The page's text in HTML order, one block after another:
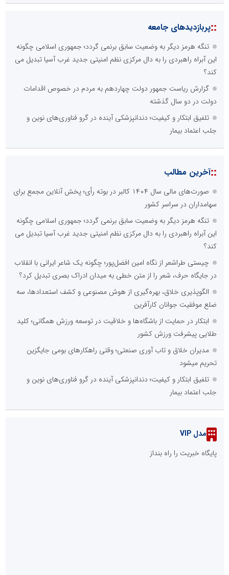
::پربازدیدهای جامعه
تنگه هرمز دیگر به وضعیت سابق برنمی گردد؛ جمهوری اسلامی چگونه
این آبراه راهبردی را به دال مرکزی نظم امنیتی جدید غرب آسیا تبدیل می
کند؟
گزارش ریاست جمهور دولت چهاردهم به مردم در خصوص اقدامات
دولت در دو سال گذشته
تلفیق ابتکار و کیفیت؛ دندانپزشکی آینده در گرو فناوری‌های نوین و
جلب اعتماد بیمار
::آخرین مطالب
صورت‌های مالی سال ۱۴۰۴ کالبر در بوته رأی؛ پخش آنلاین مجمع برای
سهامداران در سراسر کشور
تنگه هرمز دیگر به وضعیت سابق برنمی گردد؛ جمهوری اسلامی چگونه
این آبراه راهبردی را به دال مرکزی نظم امنیتی جدید غرب آسیا تبدیل می
کند؟
چیستی طراشعر از نگاه امین افضل‌پور؛ چگونه یک شاعر ایرانی با انقلاب
در جایگاه حرف، شعر را از متن خطی به میدان ادراک بصری تبدیل کرد؟
الگوپذیری خلاق، بهره‌گیری از هوش مصنوعی و کشف استعدادها، سه
ضلع موفقیت جوانان کارآفرین
ابتکار در حمایت از باشگاه‌ها و خلاقیت در توسعه ورزش همگانی؛ کلید
طلایی پیشرفت ورزش کشور
مدیران خلاق و تاب آوری صنعتی؛ وقتی راهکارهای بومی جایگزین
تحریم میشود
تلفیق ابتکار و کیفیت؛ دندانپزشکی آینده در گرو فناوری‌های نوین و
جلب اعتماد بیمار
مدل VIP
پایگاه خبریت را راه بنداز